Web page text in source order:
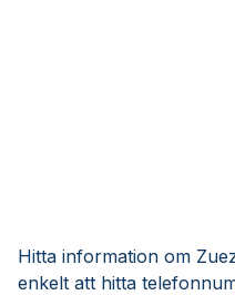
Hitta information om
enkelt att hitta